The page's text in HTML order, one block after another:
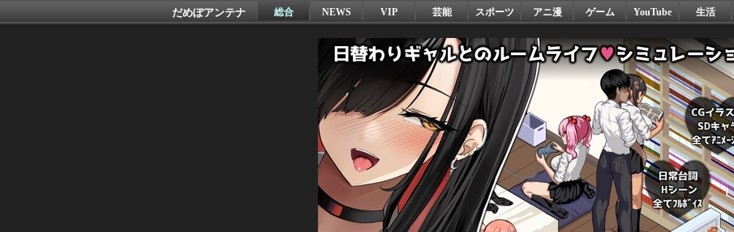
だめぽアンテナ 総合 NEWS VIP 芸能 スポーツ アニ漫 ゲーム YouTube 生活